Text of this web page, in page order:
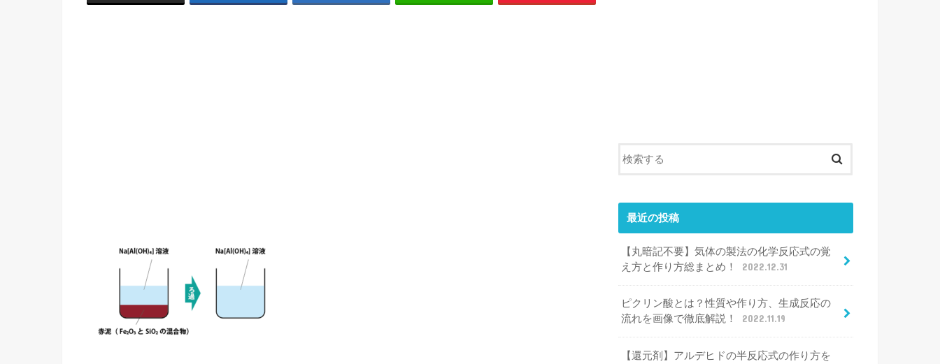
最近の投稿
【丸暗記不要】気体の製法の化学反応式の覚
え方と作り方総まとめ！
2022.12.31
ピクリン酸とは？性質や作り方、生成反応の
流れを画像で徹底解説！
2022.11.19
【還元剤】アルデヒドの半反応式の作り方を